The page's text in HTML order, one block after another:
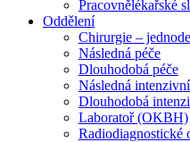
Pracovnělékařské
Oddělení
Chirurgie –
Následná péče
Dlouhodobá péče
Následná
Dlouhodobá
Laboratoř (OKBH)
Radiodiagnostické